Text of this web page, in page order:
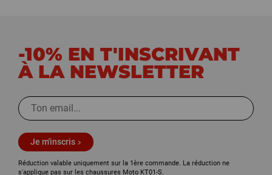
-10% EN T'INSCRIVANT
À LA NEWSLETTER
Je m'inscris
Réduction valable uniquement sur la 1ère commande. La réduction ne
s'applique pas sur les chaussures Moto KT01-S.